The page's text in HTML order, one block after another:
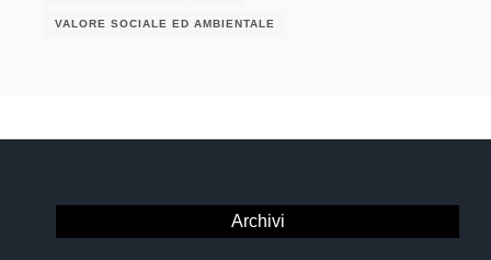
VALORE SOCIALE ED AMBIENTALE
Archivi